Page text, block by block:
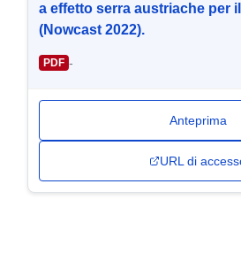
a effetto serra austriache per
(Nowcast 2022).
PDF -
Anteprima
URL di